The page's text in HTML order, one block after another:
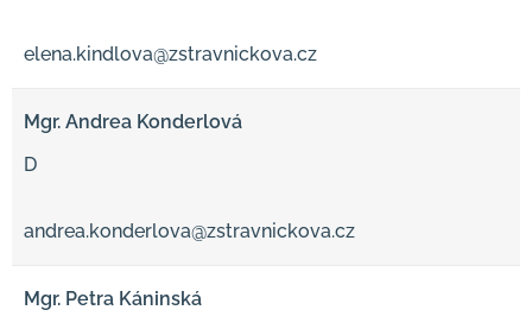
elena.kindlova@zstravnickova.cz
Mgr. Andrea Konderlová
D
andrea.konderlova@zstravnickova.cz
Mgr. Petra Káninská